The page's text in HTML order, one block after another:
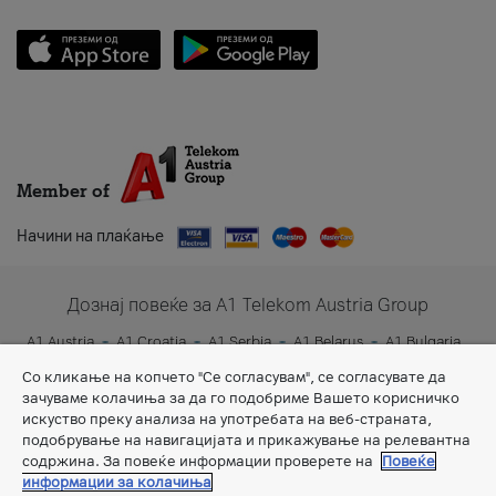
Member of
Начини на плаќање
Дознај повеќе за A1 Telekom Austria Group
A1 Austria A1 Croatia A1 Serbia A1 Belarus
A1 Bulgaria
A1 Slovenia
A1 Digital
Со кликање на копчето "Се согласувам", се согласувате да
зачуваме колачиња за да го подобриме Вашето корисничко
искуство преку анализа на употребата на веб-страната,
подобрување на навигацијата и прикажување на релевантна
содржина. За повеќе информации проверете на
Повеќе
информации за колачиња